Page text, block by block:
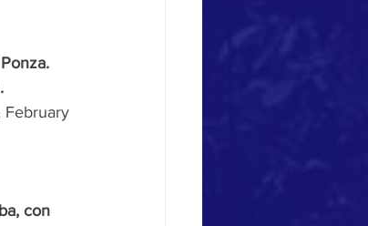
February
con